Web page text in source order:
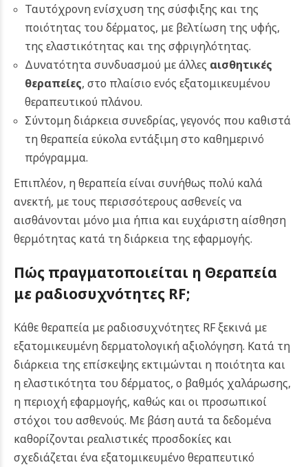
Ταυτόχρονη ενίσχυση της σύσφιξης και της
ποιότητας του δέρματος, με βελτίωση της υφής,
της ελαστικότητας και της σφριγηλότητας.
Δυνατότητα συνδυασμού με άλλες αισθητικές
θεραπείες, στο πλαίσιο ενός εξατομικευμένου
θεραπευτικού πλάνου.
Σύντομη διάρκεια συνεδρίας, γεγονός που καθιστά
τη θεραπεία εύκολα εντάξιμη στο καθημερινό
πρόγραμμα.
Επιπλέον, η θεραπεία είναι συνήθως πολύ καλά
ανεκτή, με τους περισσότερους ασθενείς να
αισθάνονται μόνο μια ήπια και ευχάριστη αίσθηση
θερμότητας κατά τη διάρκεια της εφαρμογής.
Πώς πραγματοποιείται η Θεραπεία
με ραδιοσυχνότητες RF;
Κάθε θεραπεία με ραδιοσυχνότητες RF ξεκινά με
εξατομικευμένη δερματολογική αξιολόγηση. Κατά τη
διάρκεια της επίσκεψης εκτιμώνται η ποιότητα και
η ελαστικότητα του δέρματος, ο βαθμός χαλάρωσης,
η περιοχή εφαρμογής, καθώς και οι προσωπικοί
στόχοι του ασθενούς. Με βάση αυτά τα δεδομένα
καθορίζονται ρεαλιστικές προσδοκίες και
σχεδιάζεται ένα εξατομικευμένο θεραπευτικό